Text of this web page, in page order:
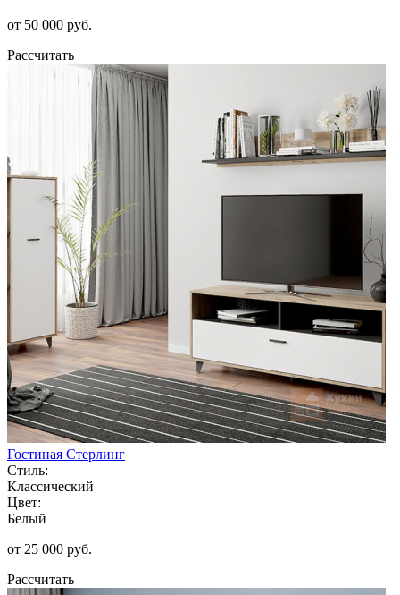
от 50 000 руб.
Рассчитать
Гостиная Стерлинг
Стиль:
Классический
Цвет:
Белый
от 25 000 руб.
Рассчитать